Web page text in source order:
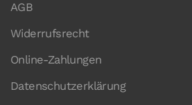
AGB
Widerrufsrecht
Online-Zahlungen
Datenschutzerklärung